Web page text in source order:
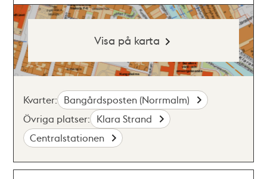
Visa på karta
Kvarter: Bangårdsposten (Norrmalm)
Övriga platser: Klara Strand
Centralstationen